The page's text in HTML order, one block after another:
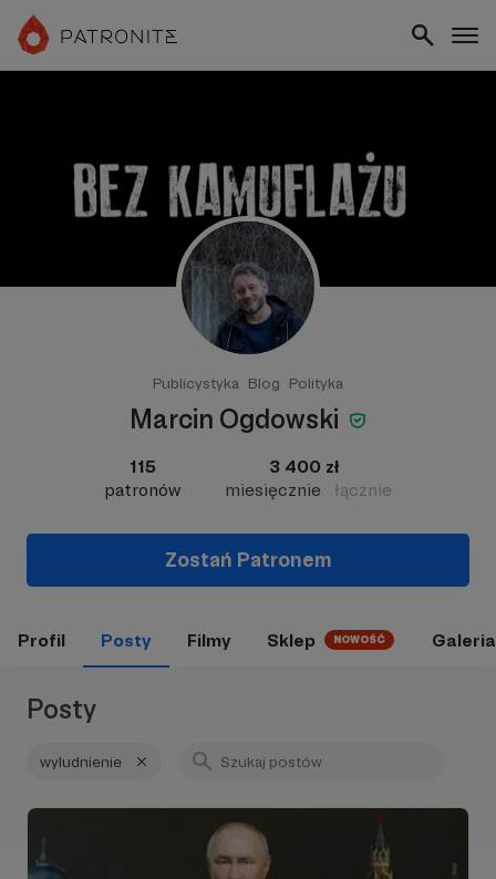
Publicystyka Blog Polityka
Marcin Ogdowski
115
patronów
3 400 zł
miesięcznie
łącznie
Zostań Patronem
Profil Posty Filmy Sklep NOWOŚĆ Galeria
Posty
wyludnienie